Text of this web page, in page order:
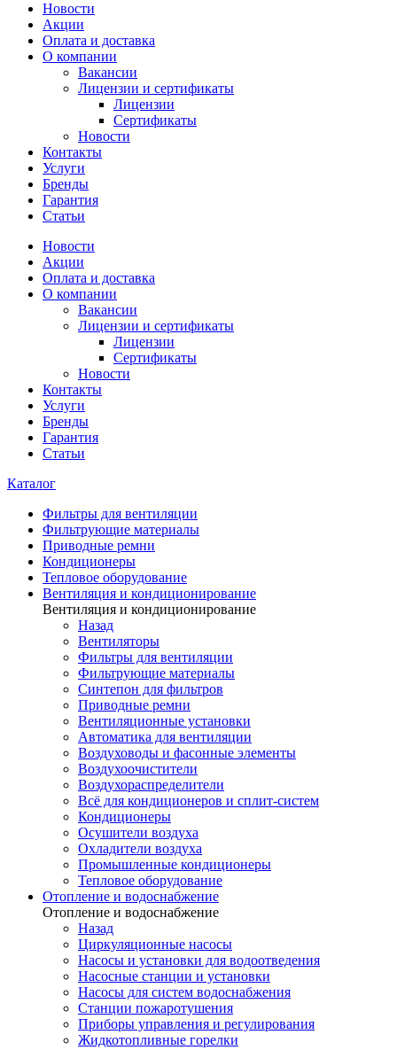
Новости
Акции
Оплата и доставка
О компании
Вакансии
Лицензии и сертификаты
Лицензии
Сертификаты
Новости
Контакты
Услуги
Бренды
Гарантия
Статьи
Новости
Акции
Оплата и доставка
О компании
Вакансии
Лицензии и сертификаты
Лицензии
Сертификаты
Новости
Контакты
Услуги
Бренды
Гарантия
Статьи
Каталог
Фильтры для вентиляции
Фильтрующие материалы
Приводные ремни
Кондиционеры
Тепловое оборудование
Вентиляция и кондиционирование
Вентиляция и кондиционирование
Назад
Вентиляторы
Фильтры для вентиляции
Фильтрующие материалы
Синтепон для фильтров
Приводные ремни
Вентиляционные установки
Автоматика для вентиляции
Воздуховоды и фасонные элементы
Воздухоочистители
Воздухораспределители
Всё для кондиционеров и сплит-систем
Кондиционеры
Осушители воздуха
Охладители воздуха
Промышленные кондиционеры
Тепловое оборудование
Отопление и водоснабжение
Отопление и водоснабжение
Назад
Циркуляционные насосы
Насосы и установки для водоотведения
Насосные станции и установки
Насосы для систем водоснабжения
Станции пожаротушения
Приборы управления и регулирования
Жидкотопливные горелки